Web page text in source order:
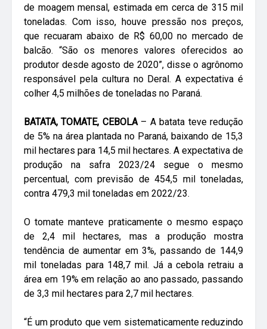
de moagem mensal, estimada em cerca de 315 mil
toneladas. Com isso, houve pressão nos preços,
que recuaram abaixo de R$ 60,00 no mercado de
balcão. “São os menores valores oferecidos ao
produtor desde agosto de 2020”, disse o agrônomo
responsável pela cultura no Deral. A expectativa é
colher 4,5 milhões de toneladas no Paraná.
BATATA, TOMATE, CEBOLA– A batata teve redução
de 5% na área plantada no Paraná, baixando de 15,3
mil hectares para 14,5 mil hectares. A expectativa de
produção na safra 2023/24 segue o mesmo
percentual, com previsão de 454,5 mil toneladas,
contra 479,3 mil toneladas em 2022/23.
O tomate manteve praticamente o mesmo espaço
de 2,4 mil hectares, mas a produção mostra
tendência de aumentar em 3%, passando de 144,9
mil toneladas para 148,7 mil. Já a cebola retraiu a
área em 19% em relação ao ano passado, passando
de 3,3 mil hectares para 2,7 mil hectares.
“É um produto que vem sistematicamente reduzindo